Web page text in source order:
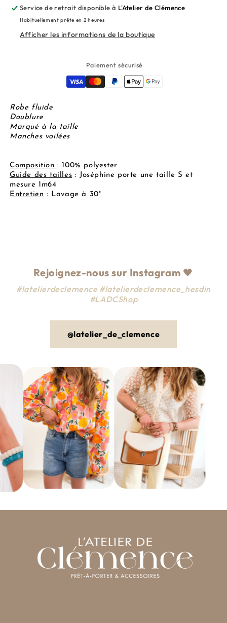
Service de retrait disponible à L'Atelier de Clémence
Habituellement prête en 2 heures
Afficher les informations de la boutique
Paiement sécurisé
Robe fluide
Doublure
Marqué à la taille
Manches voilées
Composition: 100% polyester
Guide des tailles : Joséphine porte une taille S et
mesure 1m64
Entretien : Lavage à 30°
Rejoignez-nous sur Instagram 🖤
#latelierdeclemence #latelierdeclemence_hesdin
#LADCShop
@latelier_de_clemence